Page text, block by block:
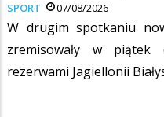
SPORT 07/08/2026
W drugim spotkaniu
zremisowały w piątek
rezerwami Jagiellonii